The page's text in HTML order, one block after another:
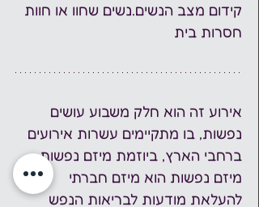
קידום מצב הנשים.נשים שחוו או חוות
חסרות בית
אירוע זה הוא חלק משבוע עושים
נפשות, בו מתקיימים עשרות אירועים
ברחבי הארץ, ביוזמת מיזם נפשות.
מיזם נפשות הוא מיזם חברתי
להעלאת מודעות לבריאות הנפש